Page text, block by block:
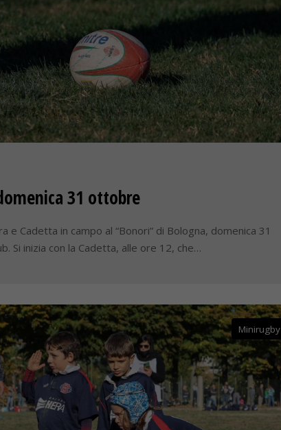
31 ottobre
Cadetta in campo al “Bonori” di Bologna, domenica 31
Si inizia con la Cadetta, alle ore 12, che…
Minirugby